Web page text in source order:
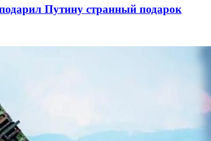
Путину странный подарок